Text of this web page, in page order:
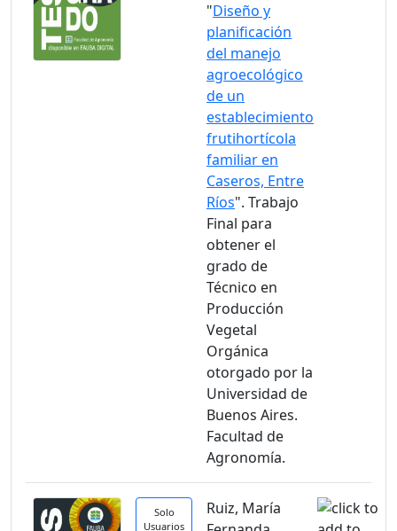
"Diseño y
planificación
del manejo
agroecológico
de un
establecimiento
frutihortícola
familiar en
Caseros, Entre
Ríos". Trabajo
Final para
obtener el
grado de
Técnico en
Producción
Vegetal
Orgánica
otorgado por la
Universidad de
Buenos Aires.
Facultad de
Agronomía.
Solo
Usuarios
Ruiz, María